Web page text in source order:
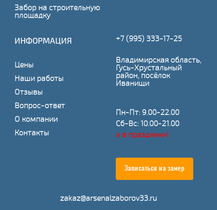
Забор на строительную
площадку
ИНФОРМАЦИЯ
Цены
Наши работы
Отзывы
Вопрос-ответ
О компании
Контакты
+7 (995) 333-17-25
Владимирская область,
Гусь-Хрустальный
район, посёлок
Иванищи
Пн-Пт: 9.00-22.00
Сб-Вс: 10.00-21.00
и в праздники!
Записаться на замер
zakaz@arsenalzaborov33.ru